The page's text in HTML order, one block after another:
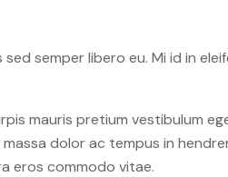
semper libero eu. Mi id in
mauris pretium vestibulum
dolor ac tempus in
eros commodo vitae.